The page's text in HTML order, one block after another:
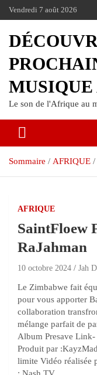
Vendredi 7 août 2026
Le son de l'Afrique au
Sommaire AFRIQUE
AFRIQUE
SaintFloew
RaJahman
10 octobre 2024 Jah
Le Zimbabwe fait
pour vous apporter
collaboration
mélange parfait de
Album Presave Link-
Produit par
limite Vidéo réalisée